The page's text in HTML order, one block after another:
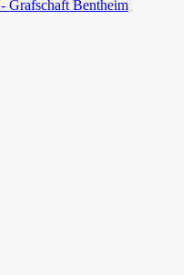
Grafschaft Bentheim